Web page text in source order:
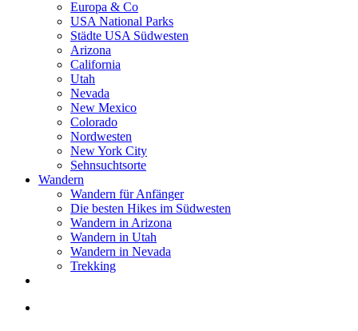
Europa & Co
USA National Parks
Städte USA Südwesten
Arizona
California
Utah
Nevada
New Mexico
Colorado
Nordwesten
New York City
Sehnsuchtsorte
Wandern
Wandern für Anfänger
Die besten Hikes im Südwesten
Wandern in Arizona
Wandern in Utah
Wandern in Nevada
Trekking